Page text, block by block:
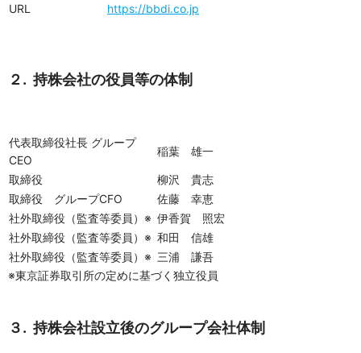
URL
https://bbdi.co.jp
２. 持株会社の役員等の体制
代表取締役社長 グループ
CEO
稲葉 雄一
取締役
柳沢 貴志
取締役 グループCFO
佐藤 幸恵
社外取締役（監査等委員）※ 伊香賀 照宏
社外取締役（監査等委員）※ 和田 信雄
社外取締役（監査等委員）※ 三浦 謙吾
※東京証券取引所の定めに基づく独立役員
３. 持株会社設立後のグループ会社体制